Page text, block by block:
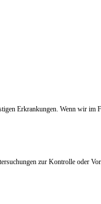
Erkrankungen. Wenn wir im
zur Kontrolle oder